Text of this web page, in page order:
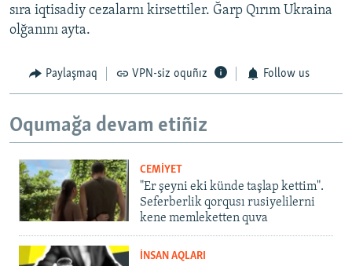
sıra iqtisadiy cezalarnı kirsettiler. Ğarp Qırım Ukraina
olğanını ayta.
Paylaşmaq VPN-siz oquñız Follow us
Oqumağa devam etiñiz
CEMİYET
"Er şeyni eki künde taşlap kettim".
Seferberlik qorqusı rusiyelilerni
kene memleketten quva
İNSAN AQLARI